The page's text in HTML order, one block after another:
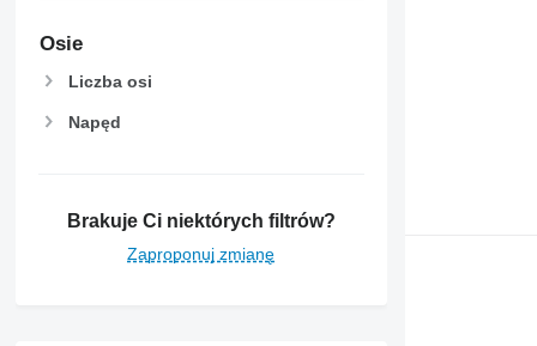
7270 R
7290 R
7600
7700
Osie
Liczba osi
Napęd
Brakuje Ci niektórych filtrów?
Zaproponuj zmianę